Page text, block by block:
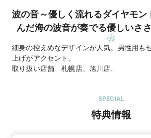
波の音～優しく流れるダイヤモン
んだ海の波音が奏でる優しいさ
細身の控えめなデザインが人気。男性用も
上げがアクセント。
取り扱い店舗 札幌店、旭川店、
SPECIAL
特典情報